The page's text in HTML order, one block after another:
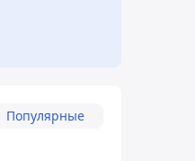
Популярные